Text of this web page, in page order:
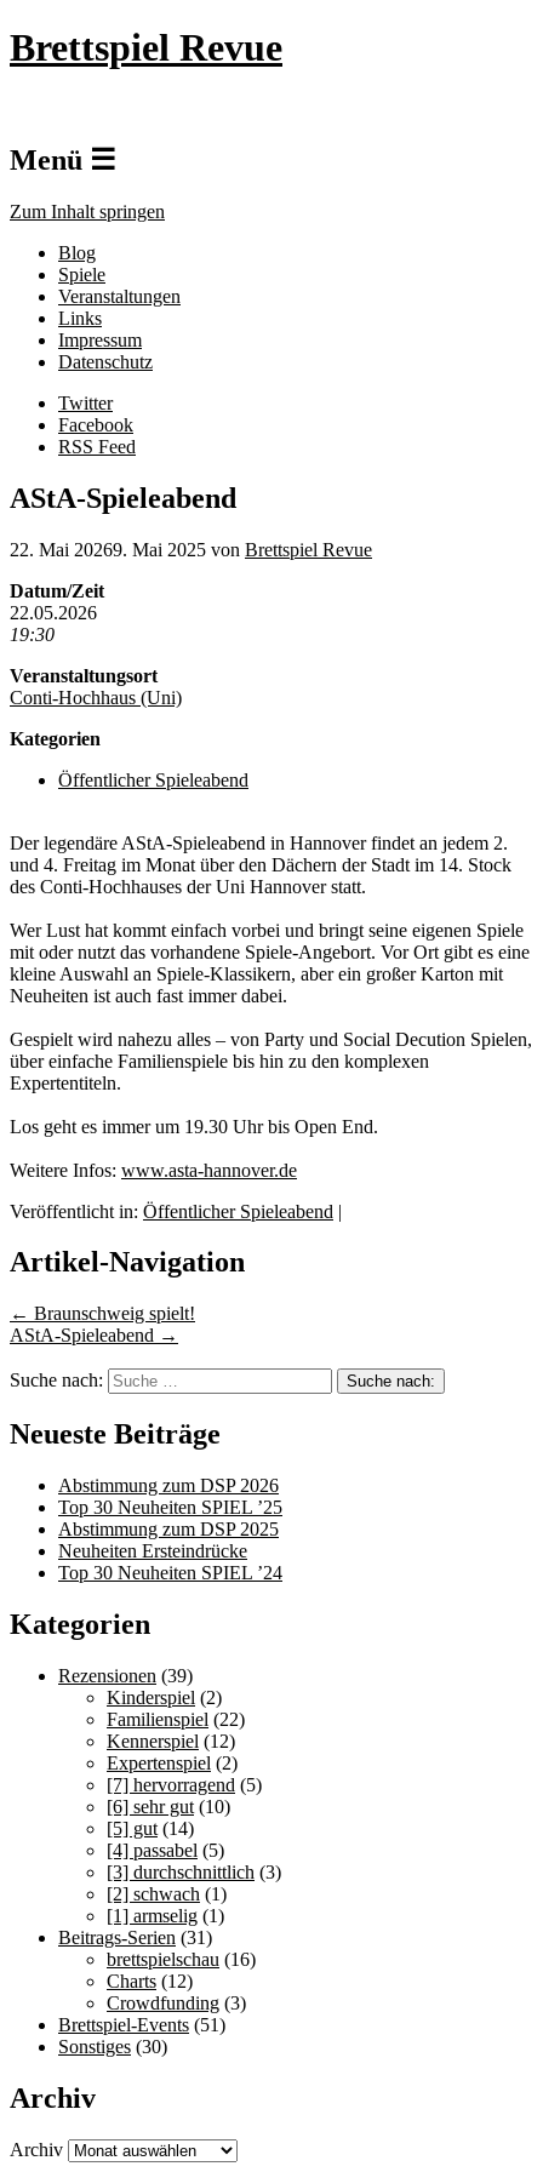
Brettspiel Revue
Menü ☰
Zum Inhalt springen
Blog
Spiele
Veranstaltungen
Links
Impressum
Datenschutz
Twitter
Facebook
RSS Feed
AStA-Spieleabend
22. Mai 20269. Mai 2025 von Brettspiel Revue
Datum/Zeit
22.05.2026
19:30
Veranstaltungsort
Conti-Hochhaus (Uni)
Kategorien
Öffentlicher Spieleabend
Der legendäre AStA-Spieleabend in Hannover findet an jedem 2.
und 4. Freitag im Monat über den Dächern der Stadt im 14. Stock
des Conti-Hochhauses der Uni Hannover statt.
Wer Lust hat kommt einfach vorbei und bringt seine eigenen Spiele
mit oder nutzt das vorhandene Spiele-Angebort. Vor Ort gibt es eine
kleine Auswahl an Spiele-Klassikern, aber ein großer Karton mit
Neuheiten ist auch fast immer dabei.
Gespielt wird nahezu alles – von Party und Social Decution Spielen,
über einfache Familienspiele bis hin zu den komplexen
Expertentiteln.
Los geht es immer um 19.30 Uhr bis Open End.
Weitere Infos: www.asta-hannover.de
Veröffentlicht in: Öffentlicher Spieleabend |
Artikel-Navigation
← Braunschweig spielt!
AStA-Spieleabend →
Suche nach:
Neueste Beiträge
Abstimmung zum DSP 2026
Top 30 Neuheiten SPIEL ’25
Abstimmung zum DSP 2025
Neuheiten Ersteindrücke
Top 30 Neuheiten SPIEL ’24
Kategorien
Rezensionen (39)
Kinderspiel (2)
Familienspiel (22)
Kennerspiel (12)
Expertenspiel (2)
[7] hervorragend (5)
[6] sehr gut (10)
[5] gut (14)
[4] passabel (5)
[3] durchschnittlich (3)
[2] schwach (1)
[1] armselig (1)
Beitrags-Serien (31)
brettspielschau (16)
Charts (12)
Crowdfunding (3)
Brettspiel-Events (51)
Sonstiges (30)
Archiv
Archiv